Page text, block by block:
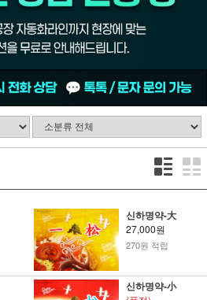
신하명약-大
27,000원
270원 적립
신하명약-小